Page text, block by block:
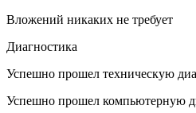
Вложений никаких не требует
Диагностика
Успешно прошел техническую
Успешно прошел компьютерную